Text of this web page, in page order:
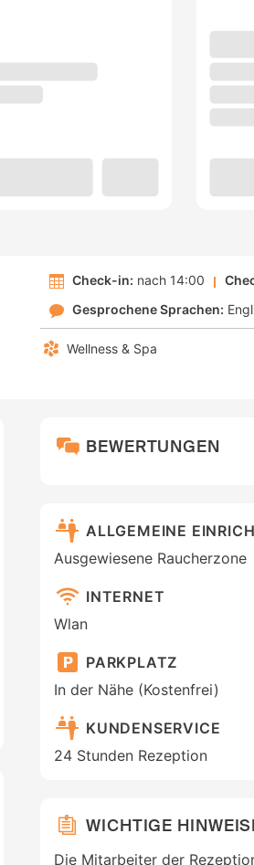
Check-in: nach 14:00
Gesprochene Sprachen:
Wellness & Spa
BEWERTUNGEN
ALLGEMEINE
Ausgewiesene Raucherzone
INTERNET
Wlan
PARKPLATZ
In der Nähe (Kostenfrei)
KUNDENSERVICE
24 Stunden Rezeption
WICHTIGE
Die Mitarbeiter der